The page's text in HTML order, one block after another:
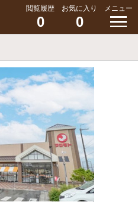
閲覧履歴
0
お気に入り
0
メニュー